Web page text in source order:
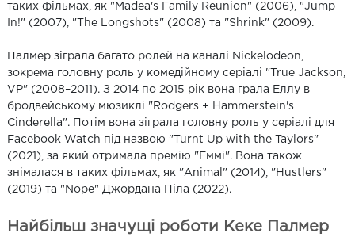
таких фільмах, як "Madea's Family Reunion" (2006), "Jump
In!" (2007), "The Longshots" (2008) та "Shrink" (2009).
Палмер зіграла багато ролей на каналі Nickelodeon,
зокрема головну роль у комедійному серіалі "True Jackson,
VP" (2008–2011). З 2014 по 2015 рік вона грала Еллу в
бродвейському мюзиклі "Rodgers + Hammerstein's
Cinderella". Потім вона зіграла головну роль у серіалі для
Facebook Watch під назвою "Turnt Up with the Taylors"
(2021), за який отримала премію "Еммі". Вона також
знімалася в таких фільмах, як "Animal" (2014), "Hustlers"
(2019) та "Nope" Джордана Піла (2022).
Найбільш значущі роботи Кеке Палмер